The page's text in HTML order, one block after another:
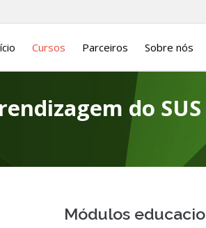
Cursos Parceiros Sobre nós
do SUS
Módulos